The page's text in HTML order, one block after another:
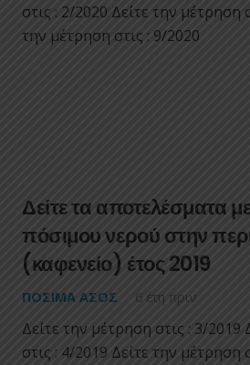
στις : 2/2020 Δείτε την μέτρηση
την μέτρηση στις : 9/2020
Δείτε τα αποτελέσματα
πόσιμου νερού στην
(καφενείο) έτος 2019
ΠΌΣΙΜΑ ΑΣΟΣ 6 έτη πριν
Δείτε την μέτρηση στις : 3/2019
στις : 4/2019 Δείτε την μέτρηση